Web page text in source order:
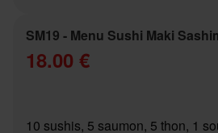
SM19 - Menu Sushi Maki
18.00 €
10 sushis, 5 saumon, 5 thon, 1